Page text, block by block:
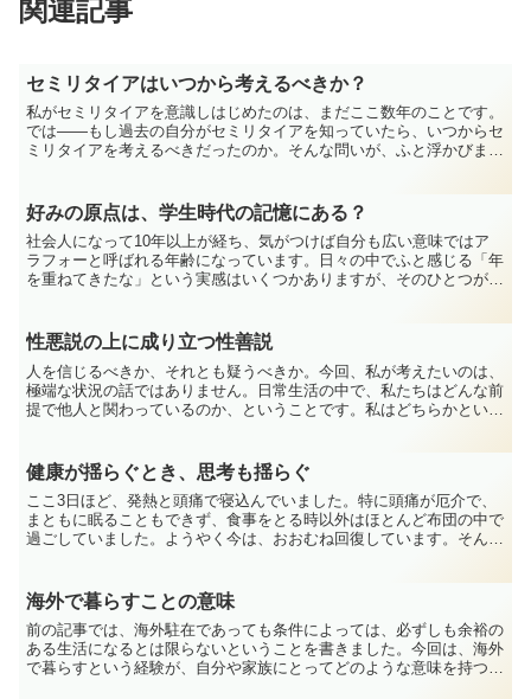
関連記事
セミリタイアはいつから考えるべきか？
私がセミリタイアを意識しはじめたのは、まだここ数年のことです。
では――もし過去の自分がセミリタイアを知っていたら、いつからセ
ミリタイアを考えるべきだったのか。そんな問いが、ふと浮かびまし
好みの原点は、学生時代の記憶にある？
社会人になって10年以上が経ち、気がつけば自分も広い意味ではア
ラフォーと呼ばれる年齢になっています。日々の中でふと感じる「年
を重ねてきたな」という実感はいくつかありますが、そのひとつが、
性悪説の上に成り立つ性善説
人を信じるべきか、それとも疑うべきか。今回、私が考えたいのは、
極端な状況の話ではありません。日常生活の中で、私たちはどんな前
提で他人と関わっているのか、ということです。私はどちらかといえ
健康が揺らぐとき、思考も揺らぐ
ここ3日ほど、発熱と頭痛で寝込んでいました。特に頭痛が厄介で、
まともに眠ることもできず、食事をとる時以外はほとんど布団の中で
過ごしていました。ようやく今は、おおむね回復しています。そんな
海外で暮らすことの意味
前の記事では、海外駐在であっても条件によっては、必ずしも余裕の
ある生活になるとは限らないということを書きました。今回は、海外
で暮らすという経験が、自分や家族にとってどのような意味を持つの